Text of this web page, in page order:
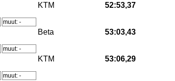
KTM 52:53,37
muut: -
Beta 53:03,43
muut: -
KTM 53:06,29
muut: -